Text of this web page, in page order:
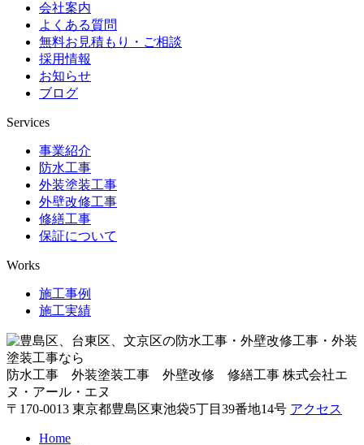
会社案内
よくある質問
無料お見積もり・ご相談
採用情報
お知らせ
ブログ
Services
事業紹介
防水工事
外装塗装工事
外壁改修工事
修繕工事
保証について
Works
施工事例
施工実績
防水工事 外装塗装工事 外壁改修 修繕工事 株式会社エ
ヌ・アール・エヌ
〒170-0013 東京都豊島区東池袋5丁目39番地14号 アクセス
Home